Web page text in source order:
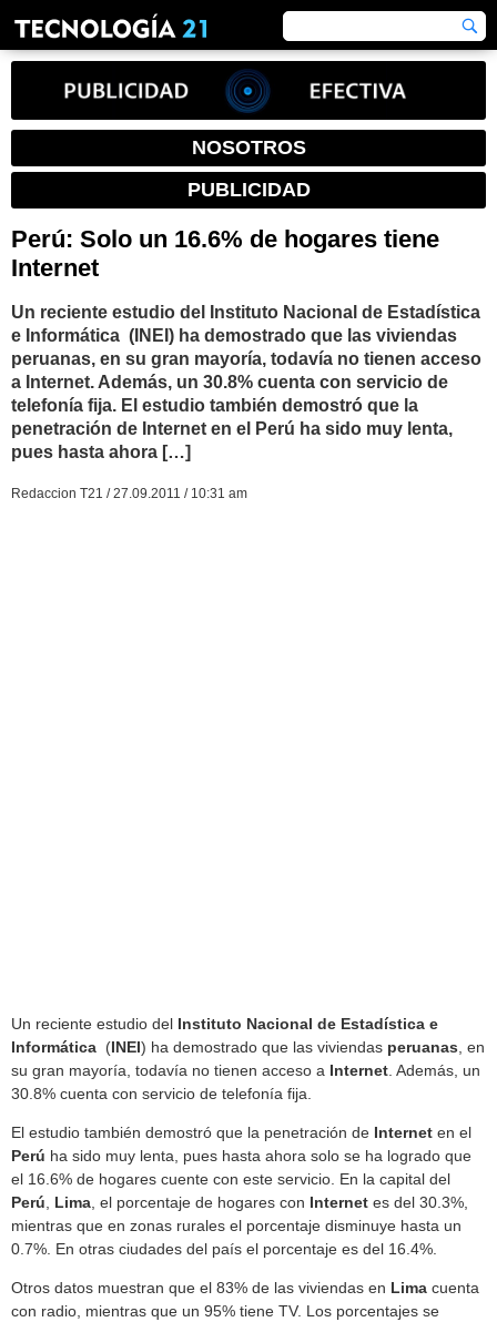
NOSOTROS
PUBLICIDAD
Perú: Solo un 16.6% de hogares tiene
Internet
Un reciente estudio del Instituto Nacional de Estadística
e Informática (INEI) ha demostrado que las viviendas
peruanas, en su gran mayoría, todavía no tienen acceso
a Internet. Además, un 30.8% cuenta con servicio de
telefonía fija. El estudio también demostró que la
penetración de Internet en el Perú ha sido muy lenta,
pues hasta ahora […]
Redaccion T21 / 27.09.2011 / 10:31 am
Un reciente estudio del Instituto Nacional de Estadística e
Informática (INEI) ha demostrado que las viviendas peruanas , en
su gran mayoría, todavía no tienen acceso a Internet . Además, un
30.8% cuenta con servicio de telefonía fija.
El estudio también demostró que la penetración de Internet en el
Perú ha sido muy lenta, pues hasta ahora solo se ha logrado que
el 16.6% de hogares cuente con este servicio. En la capital del
Perú
Lima , el porcentaje de hogares con Internet es del 30.3%,
mientras que en zonas rurales el porcentaje disminuye hasta un
0.7%. En otras ciudades del país el porcentaje es del 16.4%.
Otros datos muestran que el 83% de las viviendas en Lima cuenta
con radio, mientras que un 95% tiene TV. Los porcentajes se